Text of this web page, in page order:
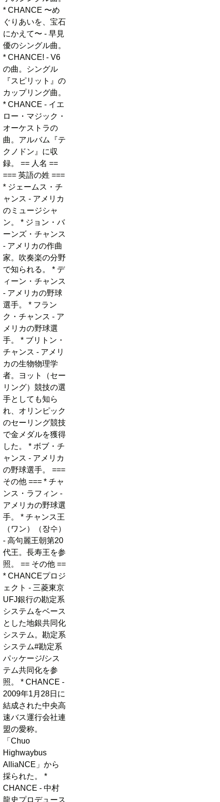
* CHANCE 〜め
ぐりあいを、宝石
にかえて〜 - 早見
優のシングル曲。
* CHANCE! - V6
の曲。シングル
『スピリット』の
カップリング曲。
* CHANCE - イエ
ロー・マジック・
オーケストラの
曲。アルバム『テ
クノドン』に収
録。 == 人名 ==
=== 英語の姓 ===
* ジェームス・チ
ャンス - アメリカ
のミュージシャ
ン。 * ジョン・バ
ーンズ・チャンス
- アメリカの作曲
家。吹奏楽の分野
で知られる。 * デ
ィーン・チャンス
- アメリカの野球
選手。 * フラン
ク・チャンス - ア
メリカの野球選
手。 * ブリトン・
チャンス - アメリ
カの生物物理学
者。ヨット（セー
リング）競技の選
手としても知ら
れ、オリンピック
のセーリング競技
で金メダルを獲得
した。 * ボブ・チ
ャンス - アメリカ
の野球選手。 ===
その他 === * チャ
ンス・ラフィン -
アメリカの野球選
手。 * チャンス王
（ワン）（장수）
- 高句麗王朝第20
代王。長寿王を参
照。 == その他 ==
* CHANCEプロジ
ェクト - 三菱東京
UFJ銀行の勘定系
システムをベース
とした地銀共同化
システム。勘定系
システム#勘定系
パッケージ/シス
テム共同化を参
照。 * CHANCE -
2009年1月28日に
結成された中央高
速バス運行会社連
盟の愛称。
「Chuo
Highwaybus
AlliaNCE」から
採られた。 *
CHANCE - 中村
龍史プロデュース